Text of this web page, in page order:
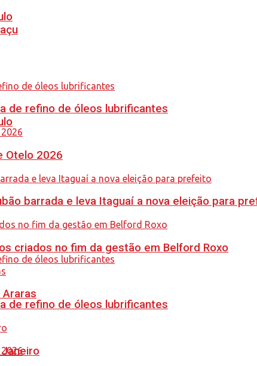
de refino de óleos lubrificantes
de refino de óleos lubrificantes
Otelo 2026
barrada e leva Itaguaí a nova eleição para
criados no fim da gestão em Belford Roxo